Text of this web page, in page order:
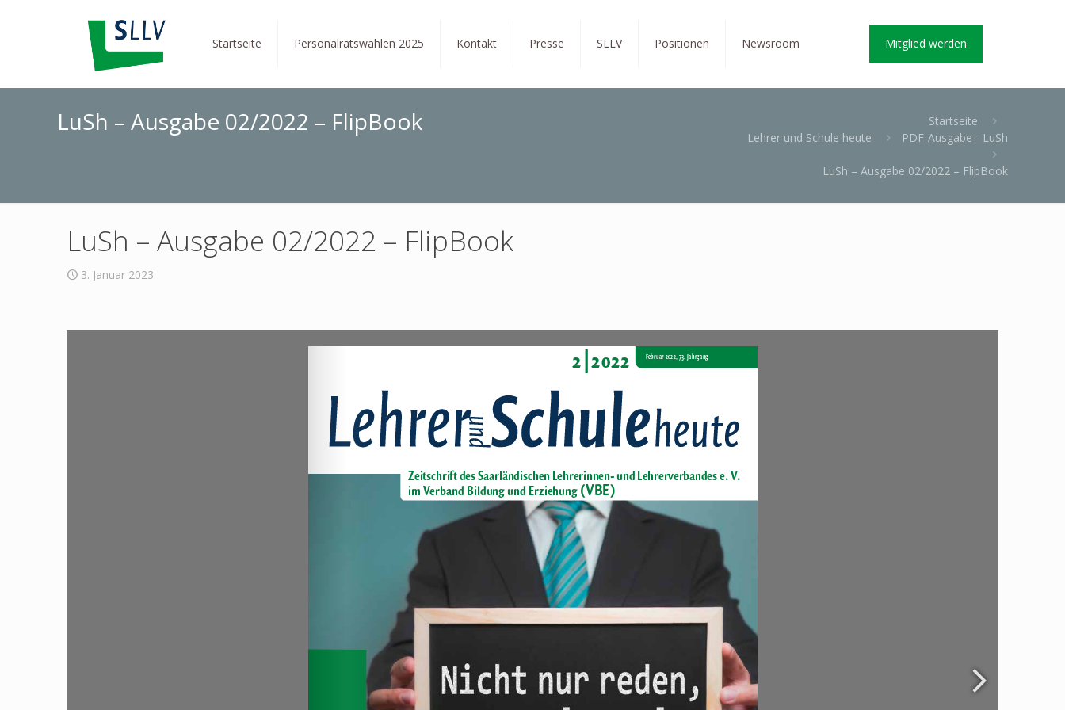
Startseite Personalratswahlen 2025 Kontakt Presse SLLV Positionen Newsroom Mitglied werden
LuSh – Ausgabe 02/2022 – FlipBook
Startseite
Lehrer und Schule heute
PDF-Ausgabe - LuSh
LuSh – Ausgabe 02/2022 – FlipBook
LuSh – Ausgabe 02/2022 – FlipBook
3. Januar 2023